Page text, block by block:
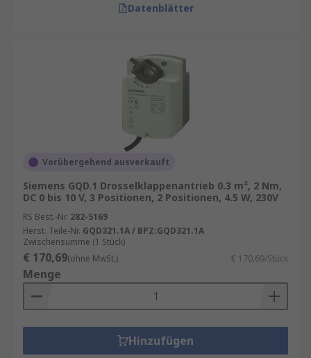
Datenblätter
Vorübergehend ausverkauft
Siemens GQD.1 Drosselklappenantrieb 0.3 m², 2 Nm,
DC 0 bis 10 V, 3 Positionen, 2 Positionen, 4.5 W, 230V
RS Best.-Nr. 282-5169
Herst. Teile-Nr. GQD321.1A / BPZ:GQD321.1A
Zwischensumme (1 Stück)
€ 170,69(ohne MwSt.) € 170,69/Stück
Menge
Hinzufügen